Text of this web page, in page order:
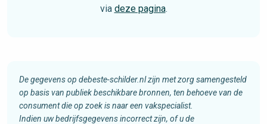
via deze pagina.
De gegevens op debeste-schilder.nl zijn met zorg samengesteld
op basis van publiek beschikbare bronnen, ten behoeve van de
consument die op zoek is naar een vakspecialist.
Indien uw bedrijfsgegevens incorrect zijn, of u de